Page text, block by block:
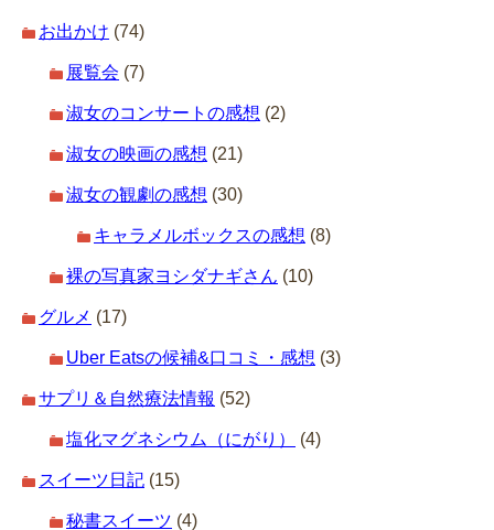
お出かけ (74)
展覧会 (7)
淑女のコンサートの感想 (2)
淑女の映画の感想 (21)
淑女の観劇の感想 (30)
キャラメルボックスの感想 (8)
裸の写真家ヨシダナギさん (10)
グルメ (17)
Uber Eatsの候補&口コミ・感想 (3)
サプリ＆自然療法情報 (52)
塩化マグネシウム（にがり） (4)
スイーツ日記 (15)
秘書スイーツ (4)